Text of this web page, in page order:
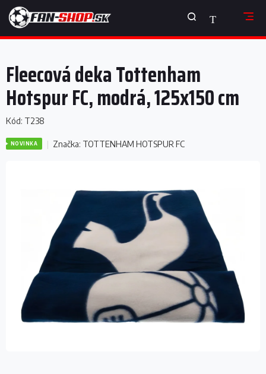
Prejsť
obsah
NÁKUPNÝ
KOŠÍK
Fleecová deka Tottenham
Hotspur FC, modrá, 125x150 cm
Kód: T238
NOVINKA Značka: TOTTENHAM HOTSPUR FC